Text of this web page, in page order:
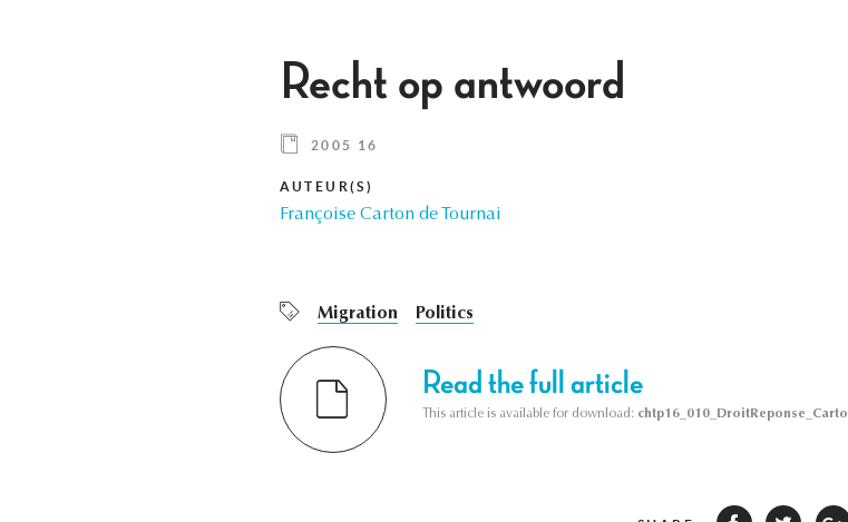
Recht op antwoord
2005 16
AUTEUR(S)
Françoise Carton de Tournai
Migration Politics
Read the full article
This article is available for download: